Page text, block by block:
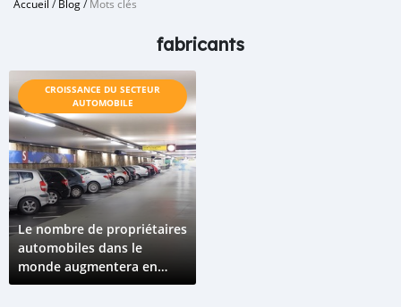
Accueil /Blog/Mots clés
fabricants
CROISSANCE DU SECTEUR
AUTOMOBILE
Le nombre de propriétaires
automobiles dans le
monde augmentera en
2018